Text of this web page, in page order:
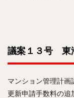
議案１３号 東
マンション管理計画
更新申請手数料の追